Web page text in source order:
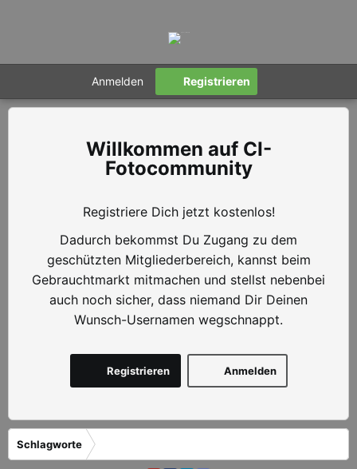
Anmelden Registrieren
CI-
Fotocommunity
Registriere Dich jetzt kostenlos!
Dadurch bekommst Du Zugang zu dem
geschützten Mitgliederbereich, kannst beim
Gebrauchtmarkt mitmachen und stellst nebenbei
auch noch sicher, dass niemand Dir Deinen
Wunsch-Usernamen wegschnappt.
Anmelden
Registrieren
Schlagworte